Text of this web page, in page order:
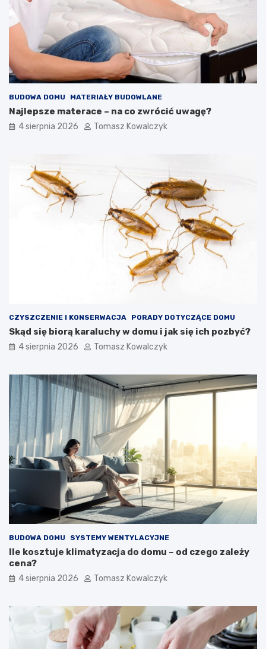
BUDOWA DOMU MATERIAŁY BUDOWLANE
Najlepsze materace – na co zwrócić uwagę?
4 sierpnia 2026 Tomasz Kowalczyk
CZYSZCZENIE I KONSERWACJA PORADY DOTYCZĄCE DOMU
Skąd się biorą karaluchy w domu i jak się ich pozbyć?
4 sierpnia 2026 Tomasz Kowalczyk
BUDOWA DOMU SYSTEMY WENTYLACYJNE
Ile kosztuje klimatyzacja do domu – od czego zależy
cena?
4 sierpnia 2026 Tomasz Kowalczyk